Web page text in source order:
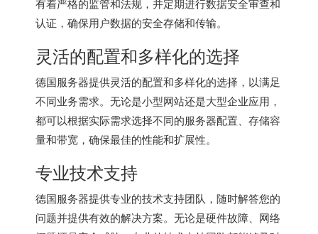
认证，确保用户数据的安全存储和传输。
灵活的配置和多样化的选择
德国服务器提供灵活的配置和多样化的选择，以满足
不同业务需求。无论是小型网站还是大型企业应用，
都可以根据实际需求选择不同的服务器配置、存储容
量和带宽，确保最佳的性能和扩展性。
专业技术支持
德国服务器提供专业的技术支持团队，随时解答您的
问题并提供有效的解决方案。无论是硬件故障、网络